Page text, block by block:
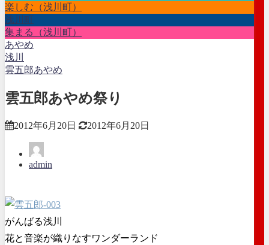
楽しむ（浅川町）
浅川町
集まる（浅川町）
あやめ
浅川
雲五郎あやめ
雲五郎あやめ祭り
2012年6月20日 2012年6月20日
admin
がんばる浅川
花と音楽が織りなすワンダーランド